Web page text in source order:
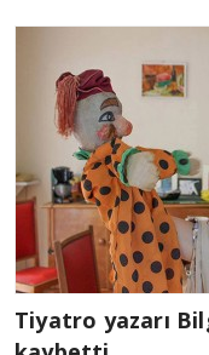
Tiyatro yazarı